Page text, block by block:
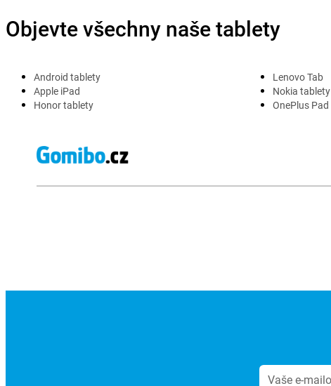
Objevte všechny naše tablety
Android tablety
Apple iPad
Honor tablety
Lenovo Tab
Nokia tablety
OnePlus Pad